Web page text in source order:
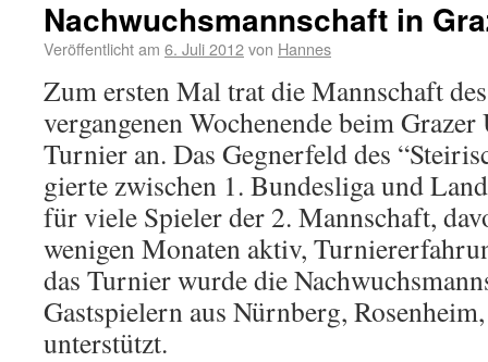
Nachwuchsmannschaft in
Veröffentlicht am 6. Juli 2012von Hannes
Zum ersten Mal trat die Mannschaft
vergangenen Wochenende beim
Turnier an. Das Gegnerfeld des
gierte zwischen 1. Bundesliga und
für viele Spieler der 2. Mann­schaft,
wenigen Monaten aktiv,
das Turnier wurde die
Gastspielern aus Nürnberg,
unterstützt.